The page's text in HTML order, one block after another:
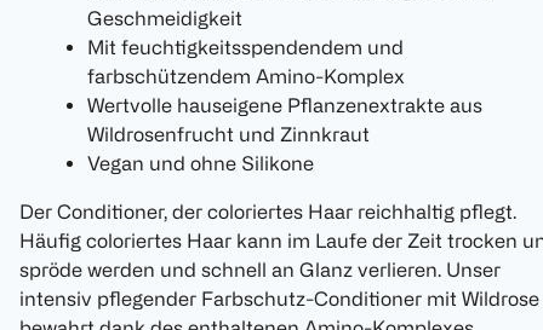
Geschmeidigkeit
Mit feuchtigkeitsspendendem und
farbschützendem Amino-Komplex
Wertvolle hauseigene Pflanzenextrakte aus
Wildrosenfrucht und Zinnkraut
Vegan und ohne Silikone
Der Conditioner, der coloriertes Haar reichhaltig pflegt.
Häufig coloriertes Haar kann im Laufe der Zeit trocken
spröde werden und schnell an Glanz verlieren. Unser
intensiv pflegender Farbschutz-Conditioner mit Wildrose